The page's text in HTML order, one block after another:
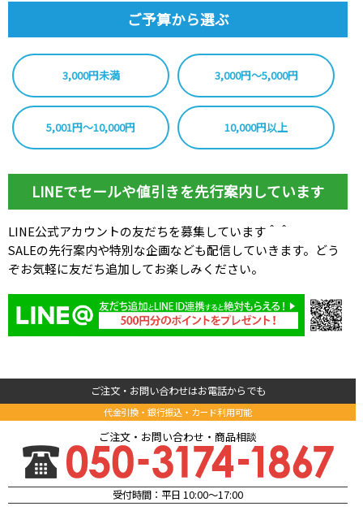
ご予算から選ぶ
3,000円未満 3,000円～5,000円
5,001円～10,000円 10,000円以上
LINEでセールや値引きを先行案内しています
LINE公式アカウントの友だちを募集しています＾＾
SALEの先行案内や特別な企画なども配信していきます。どう
ぞお気軽に友だち追加してお楽しみください。
ご注文・お問い合わせはお電話からでも
代金引換・銀行振込・カード利用可能
ご注文・お問い合わせ・商品相談
受付時間：平日 10:00～17:00